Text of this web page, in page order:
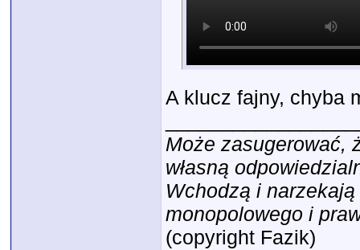
A klucz fajny, chyba
Może zasugerować,
własną
Wchodzą i
monopolowego i
(copyright Fazik)